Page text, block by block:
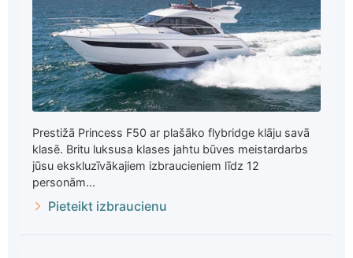
Prestižā Princess F50 ar plašāko flybridge klāju savā
klasē. Britu luksusa klases jahtu būves meistardarbs
jūsu ekskluzīvākajiem izbraucieniem līdz 12
personām...
Pieteikt izbraucienu